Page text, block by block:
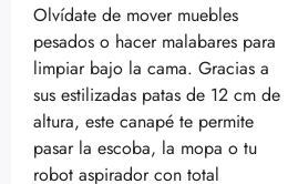
Olvídate de mover muebles
pesados o hacer malabares para
limpiar bajo la cama. Gracias a
sus estilizadas patas de 12 cm de
altura, este canapé te permite
pasar la escoba, la mopa o tu
robot aspirador con total